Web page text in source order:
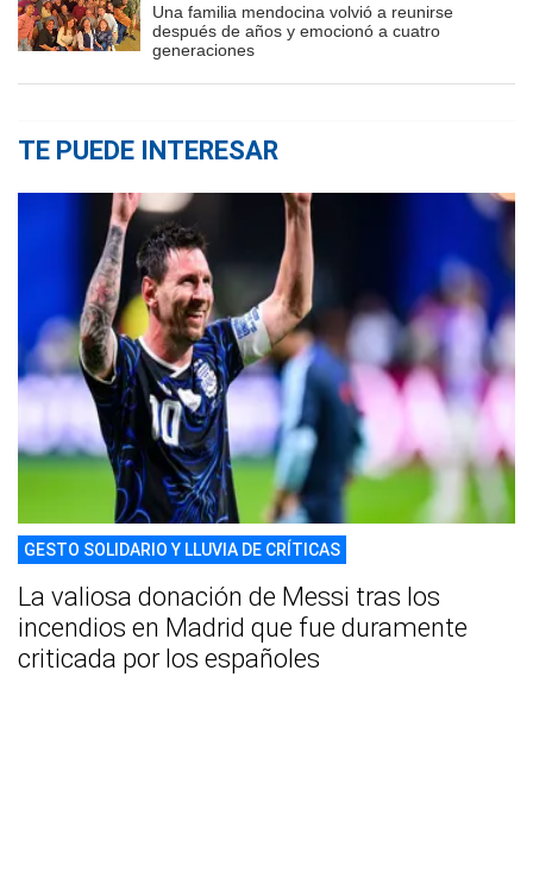
Una familia mendocina volvió a reunirse
después de años y emocionó a cuatro
generaciones
TE PUEDE INTERESAR
GESTO SOLIDARIO Y LLUVIA DE CRÍTICAS
La valiosa donación de Messi tras los
incendios en Madrid que fue duramente
criticada por los españoles